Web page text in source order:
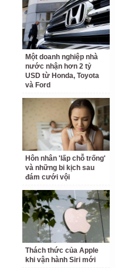
Một doanh nghiệp nhà
nước nhận hơn 2 tỷ
USD từ Honda, Toyota
và Ford
Hôn nhân 'lấp chỗ trống'
và những bi kịch sau
đám cưới vội
Thách thức của Apple
khi vận hành Siri mới